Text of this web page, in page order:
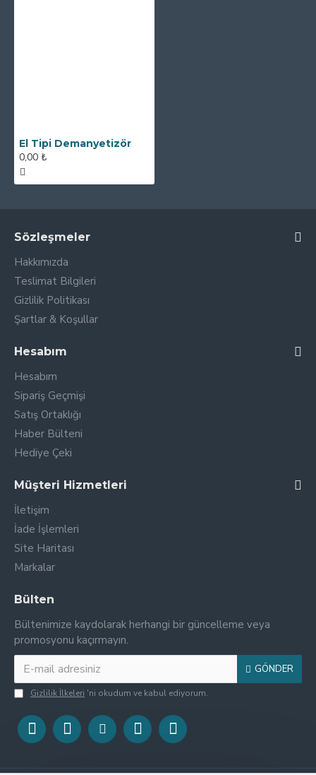
El Tipi Demanyetizör
0,00 ₺
Sözleşmeler
Hakkımızda
Teslimat Bilgileri
Gizlilik Politikası
Şartlar & Koşullar
Hesabım
Hesabım
Sipariş Geçmişi
Satış Ortaklığı
Haber Bülteni
Hediye Çeki
Müşteri Hizmetleri
İletişim
İade İşlemleri
Site Haritası
Markalar
Bülten
Bültenimize kaydolarak herhangi bir güncelleme veya
promosyonu kaçırmayın.
GÖNDER
Gizlilik İlkeleri 'ni okudum ve kabul ediyorum.